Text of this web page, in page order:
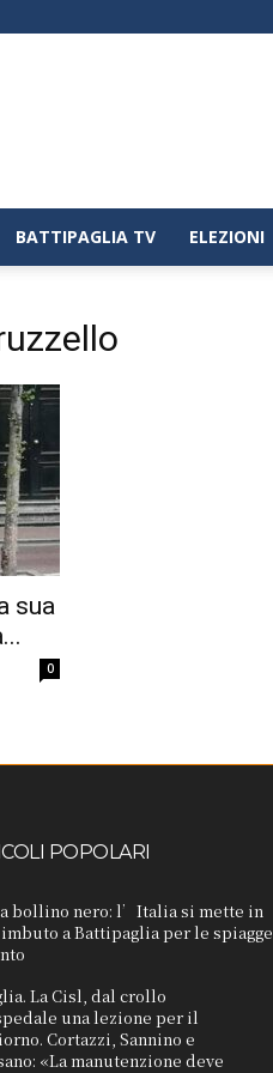
BATTIPAGLIA TV ELEZIONI
sua
0
POPOLARI
bollino nero: l’Italia si mette in
a Battipaglia per le spiagge
La Cisl, dal crollo
una lezione per il
Cortazzi, Sannino e
«La manutenzione deve